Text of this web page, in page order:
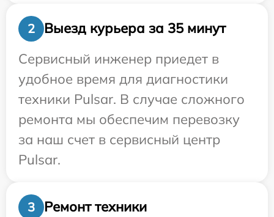
2
Выезд курьера за 35 минут
Сервисный инженер приедет в
удобное время для диагностики
техники Pulsar. В случае сложного
ремонта мы обеспечим перевозку
за наш счет в сервисный центр
Pulsar.
3
Ремонт техники